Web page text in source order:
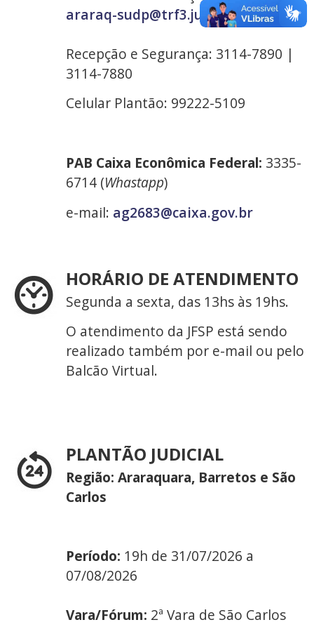
araraq-sudp@trf3.jus.br
Recepção e Segurança: 3114-7890 |
3114-7880
Celular Plantão: 99222-5109
PAB Caixa Econômica Federal: 3335-
6714 (Whastapp)
e-mail: ag2683@caixa.gov.br
HORÁRIO DE ATENDIMENTO
Segunda a sexta, das 13hs às 19hs.
O atendimento da JFSP está sendo
realizado também por e-mail ou pelo
Balcão Virtual.
PLANTÃO JUDICIAL
Região: Araraquara, Barretos e São
Carlos
Período: 19h de 31/07/2026 a
07/08/2026
Vara/Fórum: 2ª Vara de São Carlos